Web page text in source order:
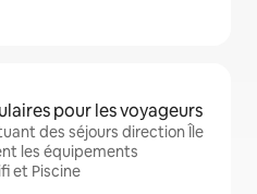
pour les voyageurs
des séjours direction Île
les équipements
et Piscine